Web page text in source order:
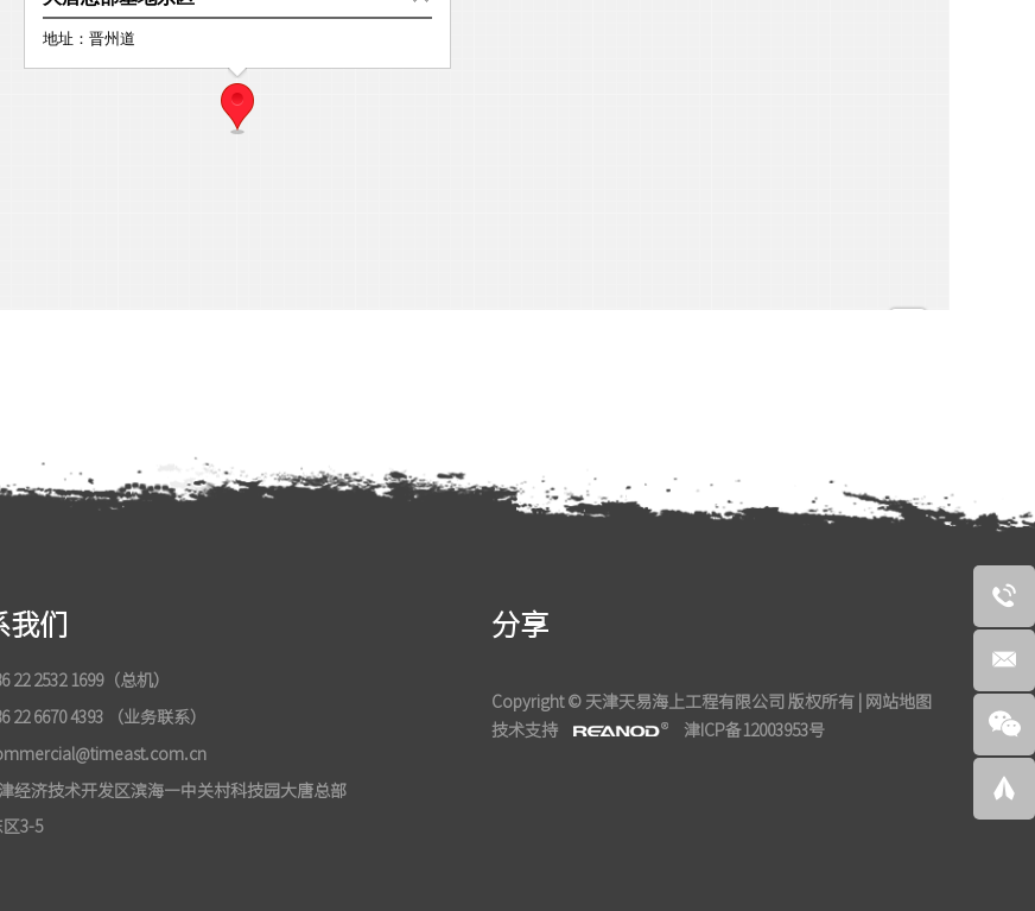
我们
22 2532 1699（总机）
22 6670 4393 （业务联系）
经济技术开发区滨海—中关村科技园大唐总部
3-5
分享
Copyright © 天津天易海上工程有限公司 版权所有 | 网站地图
技术支持
津ICP备12003953号